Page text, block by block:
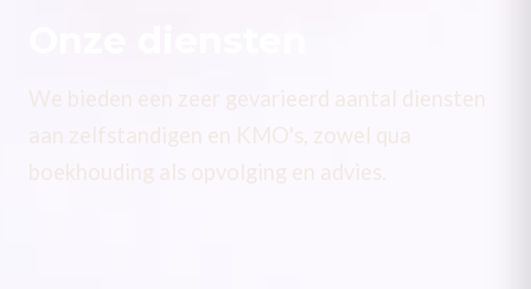
We bieden een zeer gevarieerd aantal diensten
aan zelfstandigen en KMO's, zowel qua
boekhouding als opvolging en advies.